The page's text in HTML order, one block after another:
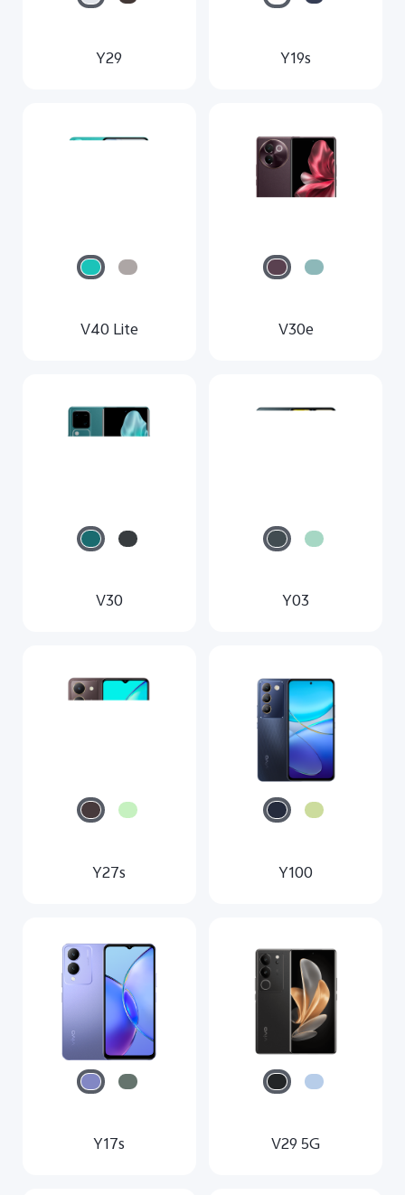
Y29 Y19s
V40 Lite V30e
V30 Y03
Y27s Y100
Y17s V29 5G